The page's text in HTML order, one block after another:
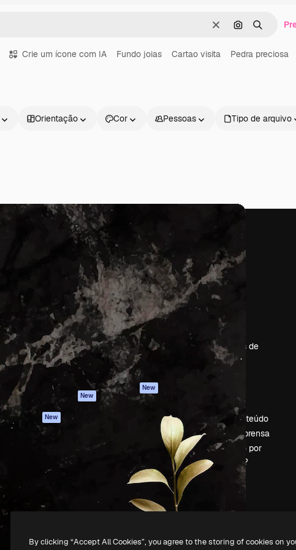
LimparPesquisar
Buscar
Crie um ícone com IA Fundo joias Cartao visita Pedra preciosa
Orientação Cor Pessoas Tipo de arquivo
Assistente de IA
Gerador de
imagens
Gerador de vídeos
Texto para voz
Conteúdo de stock
MCP para
Claude/ChatGPT
New
Agentes New
API
ferramentas
Começar
Academy
Documentação
Atendimento
Termos e
condições
Política de
privacidade
Originais
New
Política de cookies
confiabilidade
Empresa
Preços
Sobre nós
Reviews
Emprego
Tendências de
pesquisa
Vender conteúdo
Sala de imprensa
Procurando por
magnific.ai?
Todos os direitos reservados
By clicking “Accept All Cookies”, you agree to the storing of cookies on